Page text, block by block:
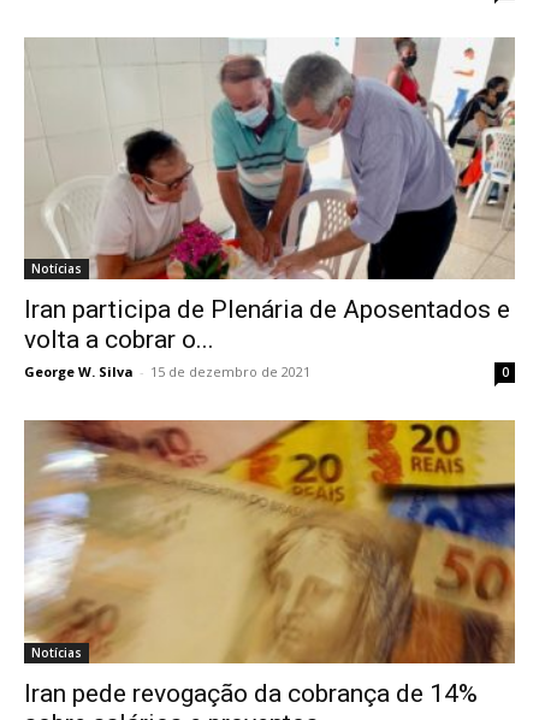
Notícias
Iran participa de Plenária de Aposentados e
volta a cobrar o...
George W. Silva - 15 de dezembro de 2021 0
Notícias
Iran pede revogação da cobrança de 14%